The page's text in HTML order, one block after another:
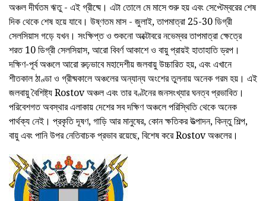
অঞ্চল দীর্ঘতম ঋতু - এই গ্রীষ্মে। এটা তোলে মে মাসে শুরু হয় এবং সেপ্টেম্বরের শেষ
দিক থেকে শেষ হয়ে যাবে। উষ্ণতম মাস - জুলাই, তাপমাত্রা 25-30 ডিগ্রী
সেলসিয়াস গড়ে যখন। সংক্ষিপ্ত ও শুকনো অক্টোবরে নভেম্বর তাপমাত্রা ক্ষেত্রে
শরত 10 ডিগ্রী সেলসিয়াস, আরো বিবর্ণ আকাশে ও বায়ু প্রায়ই হাতাহাতি ড্রপ।
দক্ষিণ-পূর্ব অঞ্চলে আরো রুঢ়ভাবে মহাদেশীয় জলবায়ু উচ্চারিত হয়, এবং এখানে
শীতকাল ঠাণ্ডা ও গ্রীষ্মকালে অঞ্চলের অন্যান্য অংশের তুলনায় অনেক গরম হয়। এই
জলবায়ু বৈশিষ্ট্য Rostov অঞ্চল এবং তার বণ্টনের জনসংখ্যার ঘনত্ব প্রভাবিত।
পরিবেশগত অবস্থার এলাকায় দেশের সব দক্ষিণ অঞ্চলে পরিস্থিতি থেকে অনেক
পার্থক্য নেই। প্রকৃতি দূষণ, গাড়ি আর মানুষের, কোন ক্ষতিকর উত্পাদন, কিন্তু শিল্প,
বায়ু এবং পানি উপর নেতিবাচক প্রভাব রয়েছে, বিশেষ করে Rostov অঞ্চলের।